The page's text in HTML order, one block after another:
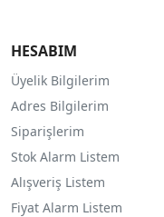
HESABIM
Üyelik Bilgilerim
Adres Bilgilerim
Siparişlerim
Stok Alarm Listem
Alışveriş Listem
Fiyat Alarm Listem